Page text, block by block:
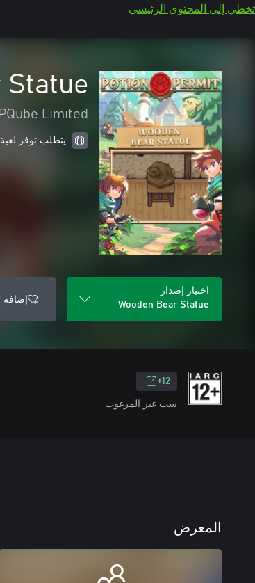
تخطي إلى المحتوى الرئيسي
Statue
PQube Limited
يتطلب توفر لعبة
اختيار إصدار
Wooden Bear Statue
إضافة
12+
سب غير المرغوب
المعرض